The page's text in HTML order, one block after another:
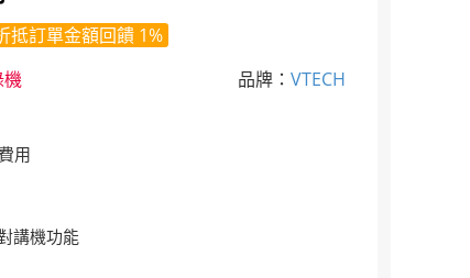
抵訂單金額回饋 1%
品牌： VTECH
用
講機功能